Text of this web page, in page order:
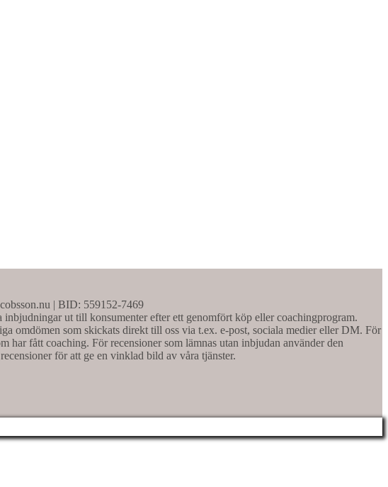
| BID: 559152-7469
ut till konsumenter efter ett genomfört köp eller coachingprogram.
omdömen som skickats direkt till oss via t.ex. e-post, sociala medier eller DM. För
fått coaching. För recensioner som lämnas utan inbjudan använder den
för att ge en vinklad bild av våra tjänster.